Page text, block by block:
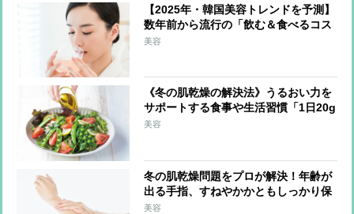
【2025年・韓国美容トレンドを予測】
数年前から流行の「飲む＆食べるコス
メ」が日本上陸か 最注目は上あごに
美容
《冬の肌乾燥の解決法》うるおい力を
サポートする食事や生活習慣「1日20g
の油脂を」「外出時はマスクで保湿」
美容
冬の肌乾燥問題をプロが解決！年齢が
出る手指、すねやかかともしっかり保
湿「調理中はこまめに手を拭く」のも
美容